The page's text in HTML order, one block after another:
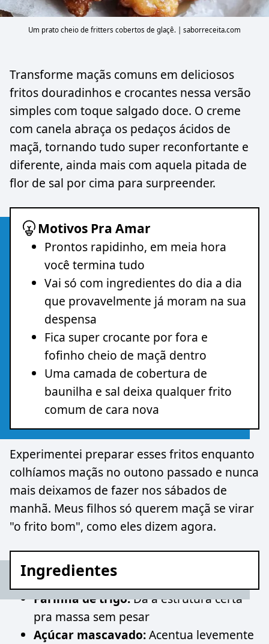
Um prato cheio de fritters cobertos de glaçê. | saborreceita.com
Transforme maçãs comuns em deliciosos
fritos douradinhos e crocantes nessa versão
simples com toque salgado doce. O creme
com canela abraça os pedaços ácidos de
maçã, tornando tudo super reconfortante e
diferente, ainda mais com aquela pitada de
flor de sal por cima para surpreender.
Motivos Pra Amar
Prontos rapidinho, em meia hora
você termina tudo
Vai só com ingredientes do dia a dia
que provavelmente já moram na sua
despensa
Fica super crocante por fora e
fofinho cheio de maçã dentro
Uma camada de cobertura de
baunilha e sal deixa qualquer frito
comum de cara nova
Experimentei preparar esses fritos enquanto
colhíamos maçãs no outono passado e nunca
mais deixamos de fazer nos sábados de
manhã. Meus filhos só querem maçã se virar
"o frito bom", como eles dizem agora.
Ingredientes
Farinha de trigo:Dá a estrutura certa
pra massa sem pesar
Açúcar mascavado:Acentua levemente